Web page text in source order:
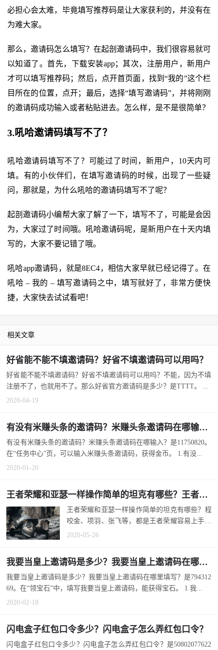
必担心会太难，毕竟填写推荐码是让大家获利的，并没有在
为难大家。
那么，邀请码怎么填写？在起剖邀请码中，我们很容易就可
以知道了。首先，下载安装app；其次，注册用户，新用户
才可以填写推荐码；然后，点开首页面，找到“我的”这个栏
目所在的位置，点开；最后，选择“填写邀请码”，并将刚刚
的邀请码成功输入或者粘贴进去。怎么样，是不是很简单？
3.吼哈邀请码填写不了？
吼哈邀请码填写不了？可能过了时间，新用户，10天内可
填。有的小伙伴们，在填写邀请码的时候，出现了一些疑
问，那就是，为什么吼哈的邀请码填写不了呢？
起剖邀请码小编帮大家了解了一下，填写不了，可能是会因
为，大家过了时间哦。吼哈邀请码呢，是新用户在十天内填
写的，大家不要记错了哦。
吼哈app邀请码，就是8EC4，相信大家早就已经记得了。在
吼哈 – 我的 – 填写邀请码之中，填写就好了，非常方便快
捷，大家快去试试看吧！
相关文章
好省能不能不填邀请码？好省不填邀请码可以用吗？
好省能不能不填邀请码？好省不填邀请码可以用吗？不能，因为不填
注册不了，也就用不了。那么好省官方邀请码是多少？是TTTT。 ...
2020-04-19
有没有米赚头条的邀请码？米赚头条邀请码在哪输入？
有没有米赚头条的邀请码？米赚头条邀请码在哪输入？是11750820。
在“任务中心”页，可以输入米赚头条邀请码，获得金币。 1.有没...
2020-01-20
王者荣耀和亚瑟一样操作简单的坦克有哪些？王者荣耀容易上手的英雄盘点
王者荣耀和亚瑟一样操作简单的坦克有哪些？程
咬金、项羽、张飞等，都是王者荣耀容易上手的
英雄。因此，他们也被视为王者荣耀...
2020-05-26
我要当皇上邀请码是多少？我要当皇上邀请码在哪里填写？
我要当皇上邀请码是多少？我要当皇上邀请码在哪里填写？是794312
69。在“领宝石”中，填写我要当皇上邀请码，能获得宝石。 1.我...
2020-02-18
闪电盒子红包口令多少？闪电盒子怎么弄红包口令？
闪电盒子红包口令多少？闪电盒子怎么弄红包口令？是50802077622